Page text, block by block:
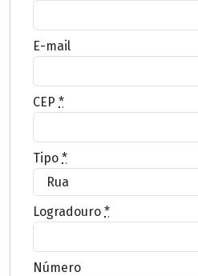
E-mail
CEP *
Tipo *
Logradouro *
Número